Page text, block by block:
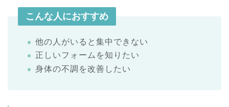
こんな人におすすめ
他の人がいると集中できない
正しいフォームを知りたい
身体の不調を改善したい